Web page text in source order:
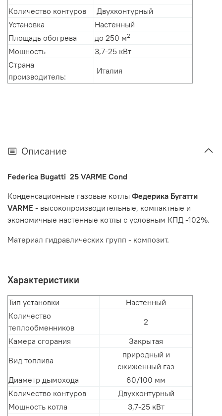
Количество контуров Двухконтурный
Установка
Настенный
Площадь обогрева
до 250 м2
Мощность
3,7-25 кВт
Страна
производитель:
Италия
Описание
Federica Bugatti 25 VARME Cond
Конденсационные газовые котлы Федерика Бугатти
VARME - высокопроизводительные, компактные и
экономичные настенные котлы с условным КПД -102%.
Материал гидравлических групп - композит.
Характеристики
Тип установки
Настенный
Количество
теплообменников
2
Камера сгорания
Закрытая
Вид топлива
природный и
сжиженный газ
Диаметр дымохода
60/100 мм
Количество контуров
Двухконтурный
Мощность котла
3,7-25 кВт